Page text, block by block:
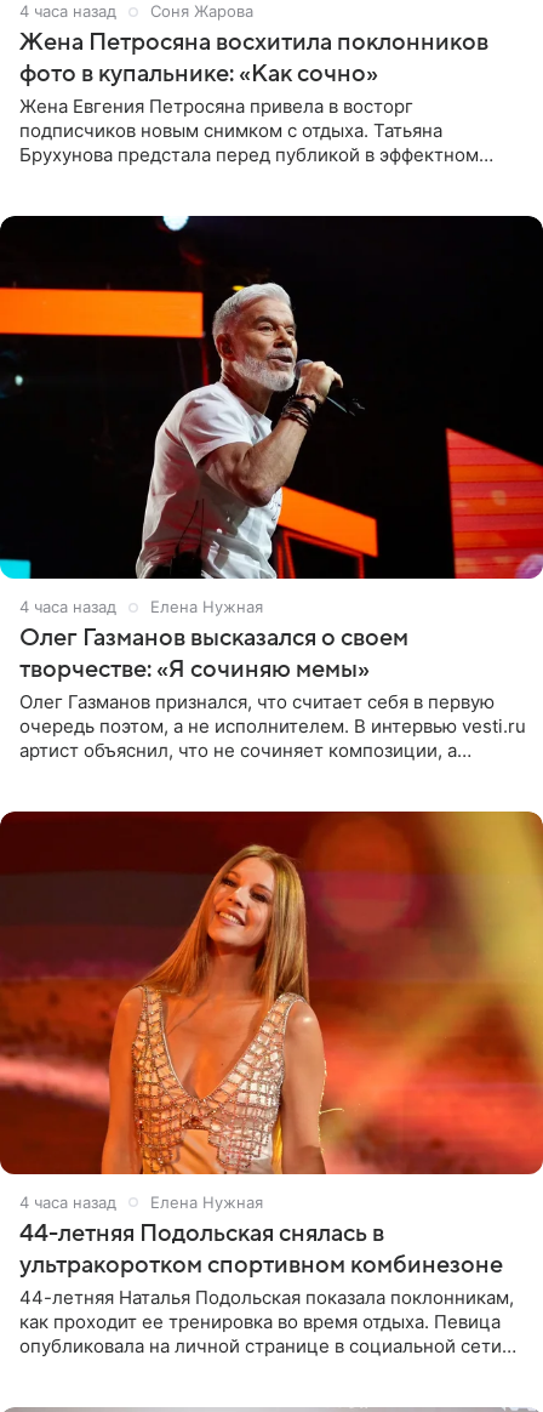
4 часа назад Соня Жарова
Жена Петросяна восхитила поклонников
фото в купальнике: «Как сочно»
Жена Евгения Петросяна привела в восторг
подписчиков новым снимком с отдыха. Татьяна
Брухунова предстала перед публикой в эффектном
4 часа назад Елена Нужная
Олег Газманов высказался о своем
творчестве: «Я сочиняю мемы»
Олег Газманов признался, что считает себя в первую
очередь поэтом, а не исполнителем. В интервью vesti.ru
артист объяснил, что не сочиняет композиции, а
4 часа назад Елена Нужная
44-летняя Подольская снялась в
ультракоротком спортивном комбинезоне
44-летняя Наталья Подольская показала поклонникам,
как проходит ее тренировка во время отдыха. Певица
опубликовала на личной странице в социальной сети